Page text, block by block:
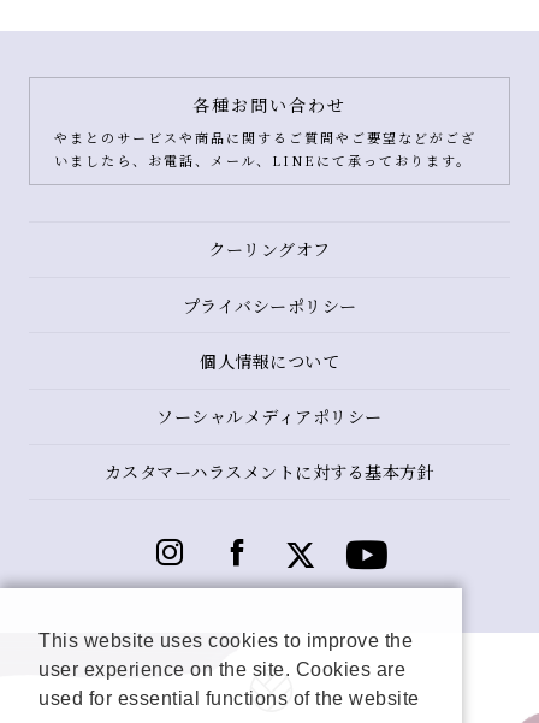
各種お問い合わせ
やまとのサービスや商品に関するご質問やご要望などがござ
いましたら、お電話、メール、LINEにて承っております。
クーリングオフ
プライバシーポリシー
個人情報について
ソーシャルメディアポリシー
カスタマーハラスメントに対する基本方針
This website uses cookies to improve the
user experience on the site. Cookies are
used for essential functions of the website